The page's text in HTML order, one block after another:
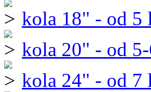
kola 18" - od 5
kola 20" - od
kola 24" - od 7